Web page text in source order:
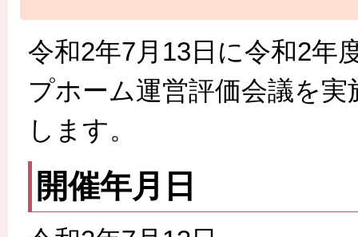
令和2年7月13日に令和2年
プホーム運営評価会議を
します。
開催年月日